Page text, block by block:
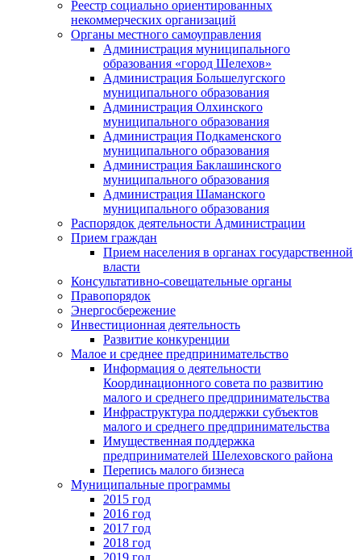
Реестр социально ориентированных
некоммерческих организаций
Органы местного самоуправления
Администрация муниципального
образования «город Шелехов»
Администрация Большелугского
муниципального образования
Администрация Олхинского
муниципального образования
Администрация Подкаменского
муниципального образования
Администрация Баклашинского
муниципального образования
Администрация Шаманского
муниципального образования
Распорядок деятельности Администрации
Прием граждан
Прием населения в органах государственной
власти
Консультативно-совещательные органы
Правопорядок
Энергосбережение
Инвестиционная деятельность
Развитие конкуренции
Малое и среднее предпринимательство
Информация о деятельности
Координационного совета по развитию
малого и среднего предпринимательства
Инфраструктура поддержки субъектов
малого и среднего предпринимательства
Имущественная поддержка
предпринимателей Шелеховского района
Перепись малого бизнеса
Муниципальные программы
2015 год
2016 год
2017 год
2018 год
2019 год